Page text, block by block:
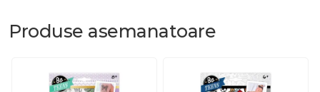
Produse asemanatoare